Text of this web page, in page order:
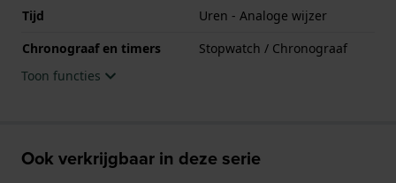
Tijd
Uren - Analoge wijzer
Chronograaf en timers
Stopwatch / Chronograaf
Toon functies
Ook verkrijgbaar in deze serie